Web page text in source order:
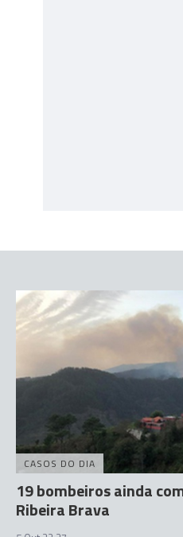
CASOS DO DIA
19 bombeiros ainda
Ribeira Brava